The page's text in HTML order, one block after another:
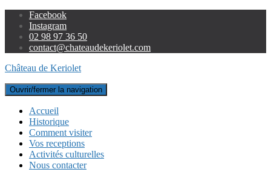
Facebook
Instagram
02 98 97 36 50
contact@chateaudekeriolet.com
Château de Keriolet
Ouvrir/fermer la navigation
Accueil
Historique
Comment visiter
Vos receptions
Activités culturelles
Nous contacter